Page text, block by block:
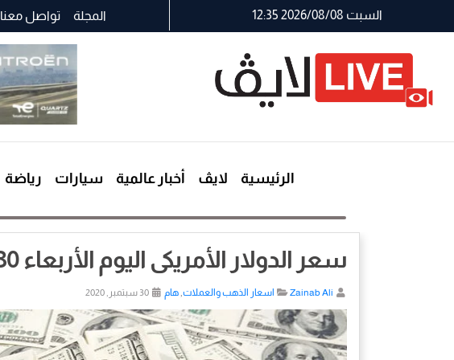
السبت 2026/08/08 12:35 المجلة تواصل معنا
الرئيسية لايڤ أخبار عالمية سيارات رياضة
سعر الدولار الأمريكى اليوم الأربعاء 30-9-2020
Zainab Ali اسعار الذهب والعملات,هام